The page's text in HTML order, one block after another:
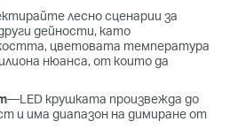
лесно сценарии за
дейности, като
цветовата температура
нюанса, от които да
—LED крушката произвежда до
и има диапазон на димиране от